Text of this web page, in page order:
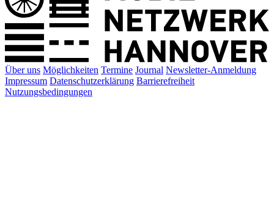
Über uns Möglichkeiten Termine Journal Newsletter-Anmeldung
Impressum Datenschutzerklärung Barrierefreiheit
Nutzungsbedingungen